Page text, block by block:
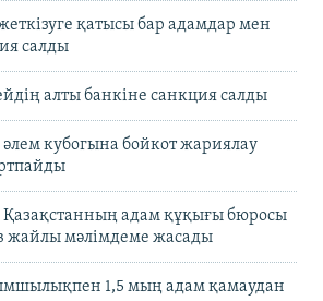
қатысы бар адамдар мен
салды
алты банкіне санкция салды
кубогына бойкот жариялау
Қазақстанның адам құқығы бюросы
жайлы мәлімдеме жасады
1,5 мың адам қамаудан